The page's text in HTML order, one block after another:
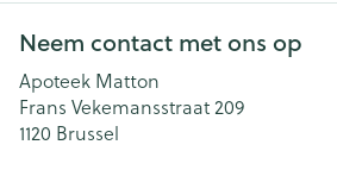
Neem contact met ons op
Apoteek Matton
Frans Vekemansstraat 209
1120 Brussel